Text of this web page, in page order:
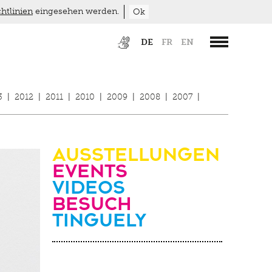
DE FR EN
2012 2011 2010 2009 2008 2007
Ausstellungen
Events
Videos
Besuch
Tinguely
eingesehen werden. Ok